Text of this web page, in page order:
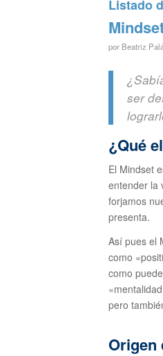
Listado
por Beatriz
ser
¿Qué
El Mindset
entender la
forjamos
presenta.
Así pues el
como
como
pero
Origen